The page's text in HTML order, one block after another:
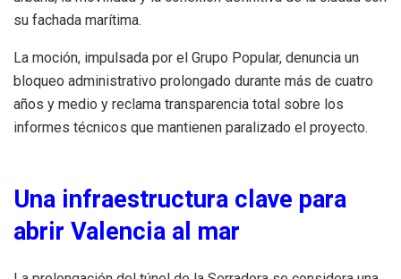
su fachada marítima.
La moción, impulsada por el Grupo Popular, denuncia un
bloqueo administrativo prolongado durante más de cuatro
años y medio y reclama transparencia total sobre los
informes técnicos que mantienen paralizado el proyecto.
Una infraestructura clave para
abrir Valencia al mar